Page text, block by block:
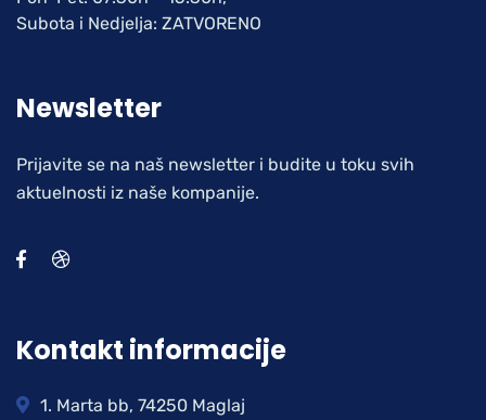
Subota i Nedjelja: ZATVORENO
Newsletter
Prijavite se na naš newsletter i budite u toku svih
aktuelnosti iz naše kompanije.
Kontakt informacije
1. Marta bb, 74250 Maglaj